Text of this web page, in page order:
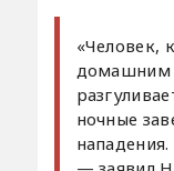
«Человек,
домашним
ночные